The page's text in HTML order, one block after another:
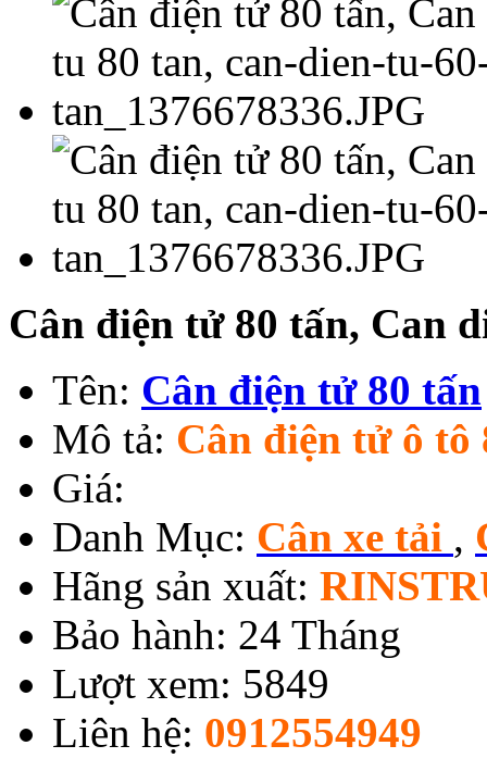
Cân điện tử 80 tấn, Can
Tên: Cân điện tử 80 tấn
Mô tả: Cân điện tử ô tô
Giá:
Danh Mục: Cân xe tải ,
Hãng sản xuất:
Bảo hành: 24 Tháng
Lượt xem: 5849
Liên hệ: 0912554949